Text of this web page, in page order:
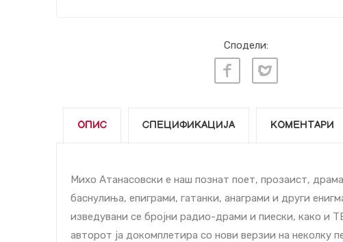
Сподели:
ОПИС СПЕЦИФИКАЦИЈА КОМЕНТАРИ
Михо Атанасовски е наш познат поет, прозаист,
баснулиња, епиграми, гатанки, анаграми и други
изведувани се бројни радио-драми и пиески, како и
авторот ја докомплетира со нови верзии на неколку